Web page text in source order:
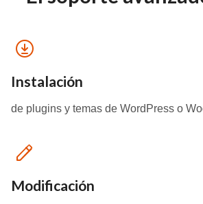
Instalación
de plugins y temas de WordPress o
Modificación